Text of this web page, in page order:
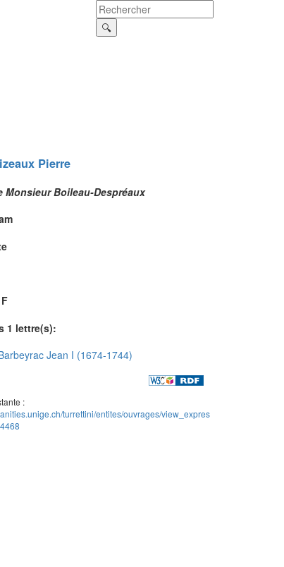
Pierre
Monsieur Boileau-Despréaux
1 lettre(s):
Jean I (1674-1744)
:
turrettini/entites/ouvrages/view_expres